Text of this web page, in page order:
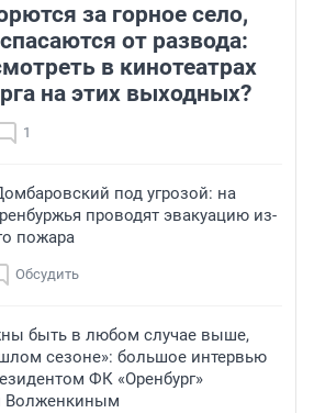
за горное село,
от развода:
в кинотеатрах
на этих выходных?
1
под угрозой: на
проводят эвакуацию из-
пожара
Обсудить
быть в любом случае выше,
сезоне»: большое интервью
ФК «Оренбург»
Волженкиным